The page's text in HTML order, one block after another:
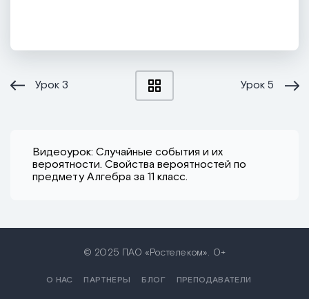
Урок3 Урок5
Видеоурок: Случайные события и их
вероятности. Свойства вероятностей по
предмету Алгебра за 11 класс.
© 2025 ПАО «Ростелеком». 0+
О НАС ПАРТНЕРЫ БЛОГ ПРЕПОДАВАТЕЛИ